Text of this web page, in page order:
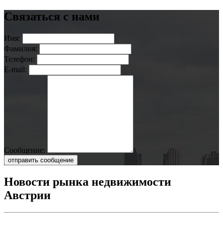
Связаться с нами
Имя:
Фамилия:
Телефон:
E-mail:
Сообщение:
отправить сообщение
Новости рынка недвижимости
Австрии